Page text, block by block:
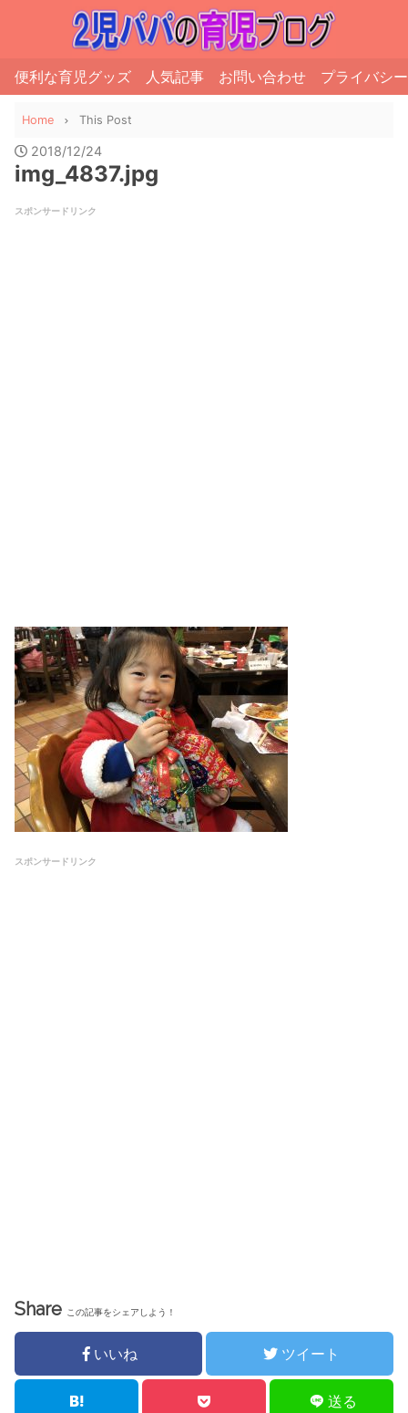
便利な育児グッズ 人気記事 お問い合わせ プライバシ
Home This Post
2018/12/24
img_4837.jpg
スポンサードリンク
スポンサードリンク
Share この記事をシェアしよう！
いいね ツイート
送る